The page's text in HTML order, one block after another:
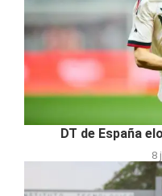
DT de España
8